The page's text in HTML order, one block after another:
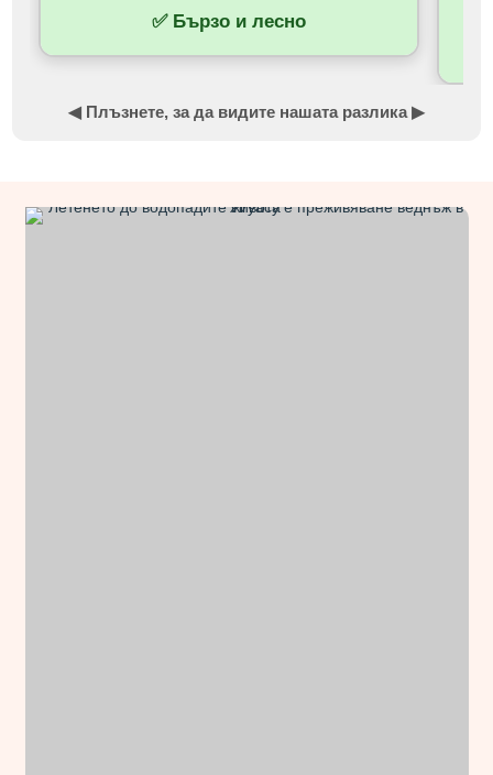
✅ Бързо и лесно
◀ Плъзнете, за да видите нашата разлика ▶